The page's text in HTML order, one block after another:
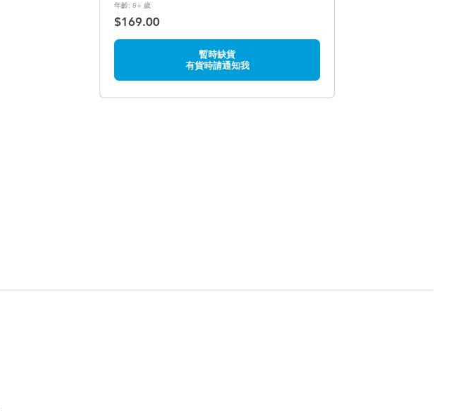
年齡: 8+ 歲
$169.00
暫時缺貨
有貨時請通知我